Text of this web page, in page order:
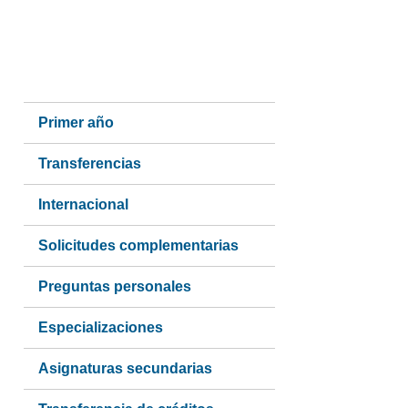
navigation
Primer año
Transferencias
Internacional
Solicitudes complementarias
Preguntas personales
Especializaciones
Asignaturas secundarias